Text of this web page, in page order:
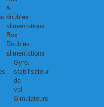
&
doubles
alimentations
Box
Doubles
alimentations
Gyro,
stabilisateur
de
vol
Simulateurs